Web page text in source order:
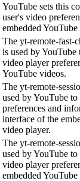
YouTube sets this
user's video
embedded
The yt-remote-fast-
is used by YouTube
video player
YouTube videos.
The yt-remote-
used by YouTube to
preferences and
interface of the
video player.
The yt-remote-
used by YouTube to
video player
embedded